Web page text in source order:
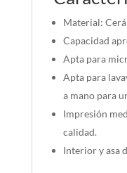
Material:
Capacidad
Apta para
Apta para
a mano para
Impresión
calidad.
Interior y asa